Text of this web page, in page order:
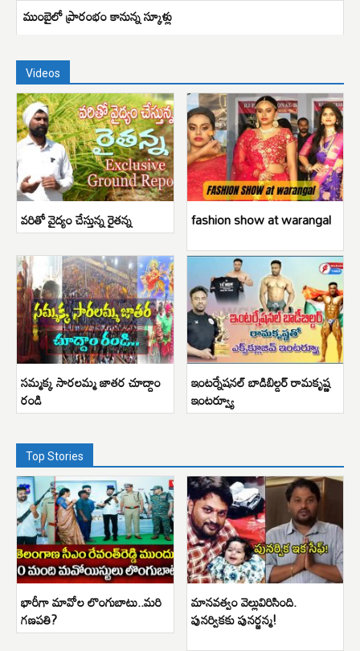
ముంబైలో ప్రారంభం కానున్న స్కూళ్లు
Videos
వరితో వైద్యం చేస్తున్న రైతన్న fashion show at warangal
సమ్మక్క సారలమ్మ జాతర చూద్దాం
రండి
ఇంటర్నేషనల్ బాడిబిల్డర్ రామకృష్ణ
ఇంటర్వ్యూ
Top Stories
భారీగా మావోల లొంగుబాటు..మరి
గణపతి?
మానవత్వం వెల్లువిరిసింది.
పునర్వికకు పునర్జన్మ!